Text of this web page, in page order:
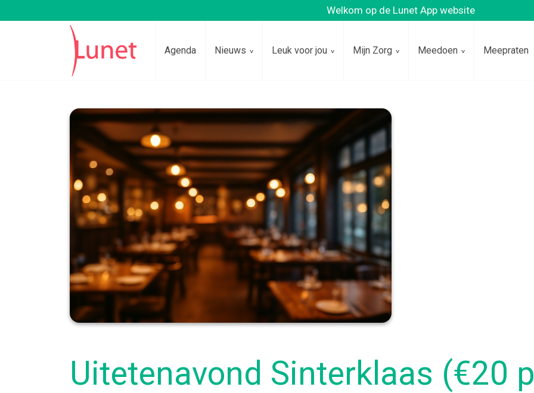
Welkom op de Lunet App website
Agenda Nieuws Leuk voor jou Mijn Zorg Meedoen Meepraten
Lees voor
Uitetenavond Sinterklaas (€20